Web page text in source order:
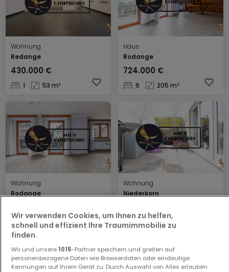
Wohnung
Redange
430.000 €
1 53 m²
Haus
Rodange
724.000 €
6 205 m²
Wohnung
Rodange
6 205 m²
Wohnung
Niederkorn
2 84 m²
Wir verwenden Cookies, um Ihnen zu helfen,
schnell und effizient Ihre Traumimmobilie zu
finden.
Wir und unsere 1015-Partner speichern und greifen auf
personenbezogene Daten wie Browserdaten oder eindeutige
Kennungen auf Ihrem Gerät zu. Durch Auswahl von Alles erlauben